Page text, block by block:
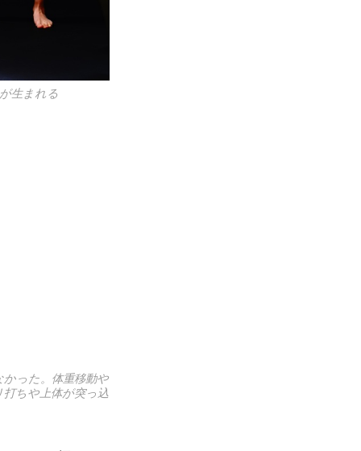
生まれる
った。体重移動や
ちや上体が突っ込